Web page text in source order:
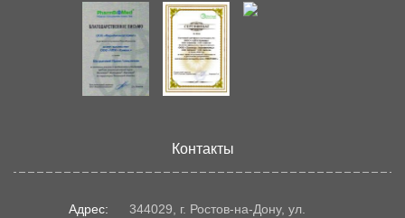
Контакты
Адрес: 344029, г. Ростов-на-Дону, ул.